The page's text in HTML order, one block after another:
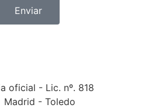
Enviar
oficial - Lic. nº. 818
Madrid - Toledo